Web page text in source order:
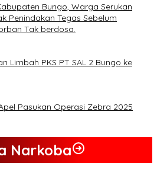
Bungo, Warga Serukan
Penindakan Tegas Sebelum
Tak berdosa.
Limbah PKS PT SAL 2 Bungo ke
Pasukan Operasi Zebra 2025
Narkoba